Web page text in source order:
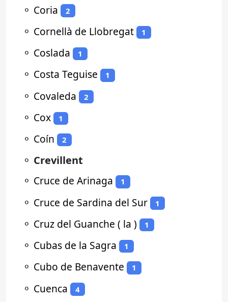
⚬ Coria 2
⚬ Cornellà de Llobregat 1
⚬ Coslada 1
⚬ Costa Teguise 1
⚬ Covaleda 2
⚬ Cox 1
⚬ Coín 2
⚬ Crevillent
⚬ Cruce de Arinaga 1
⚬ Cruce de Sardina del Sur 1
⚬ Cruz del Guanche ( la ) 1
⚬ Cubas de la Sagra 1
⚬ Cubo de Benavente 1
⚬ Cuenca 4